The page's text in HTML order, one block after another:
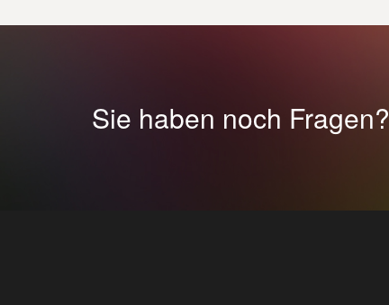
Sie haben noch Fragen?